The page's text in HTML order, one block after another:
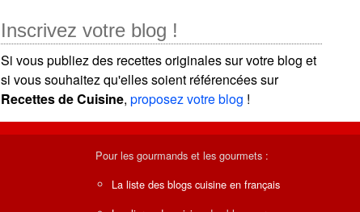
Inscrivez votre blog !
Si vous publiez des recettes originales sur votre blog et
si vous souhaitez qu'elles soient référencées sur
Recettes de Cuisine,proposez votre blog !
Pour les gourmands et les gourmets :
La liste des blogs cuisine en français